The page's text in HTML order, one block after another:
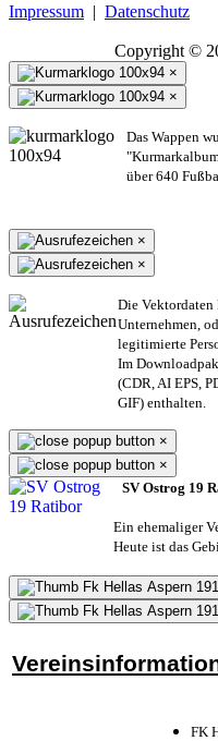
Impressum | Datenschutz
Copyright ©
×
×
Das Wappen
über 640
×
×
Die Vektordaten
Unternehmen,
legitimierte
Im
(CDR, AI EPS,
GIF) enthalten.
×
×
SV Ostrog 19
Ein ehemaliger
Heute ist das
FK